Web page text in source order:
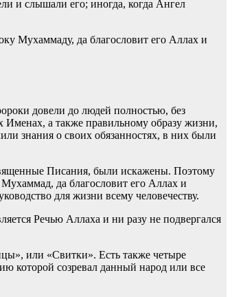
и слышали его; иногда, когда Ангел
Мухаммаду, да благословит его Аллах и
довели до людей полностью, без
а также правильному образу жизни,
знания о своих обязанностях, в них были
Писания, были искажены. Поэтому
да благословит его Аллах и
для жизни всему человечеству.
Речью Аллаха и ни разу не подвергался
или «Свитки». Есть также четыре
которой созревал данный народ или все